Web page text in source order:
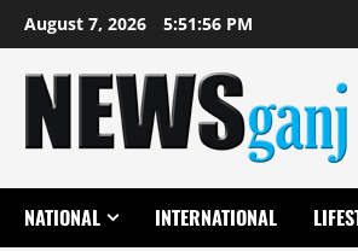
Skip
to
content
August 7, 2026 5:51:57 PM
NATIONAL INTERNATIONAL